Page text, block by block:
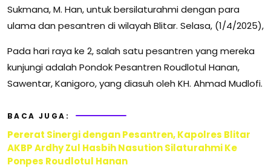
Sukmana, M. Han, untuk bersilaturahmi dengan para
ulama dan pesantren di wilayah Blitar. Selasa, (1/4/2025),
Pada hari raya ke 2, salah satu pesantren yang mereka
kunjungi adalah Pondok Pesantren Roudlotul Hanan,
Sawentar, Kanigoro, yang diasuh oleh KH. Ahmad Mudlofi.
BACA JUGA:
Pererat Sinergi dengan Pesantren, Kapolres Blitar
AKBP Ardhy Zul Hasbih Nasution Silaturahmi Ke
Ponpes Roudlotul Hanan